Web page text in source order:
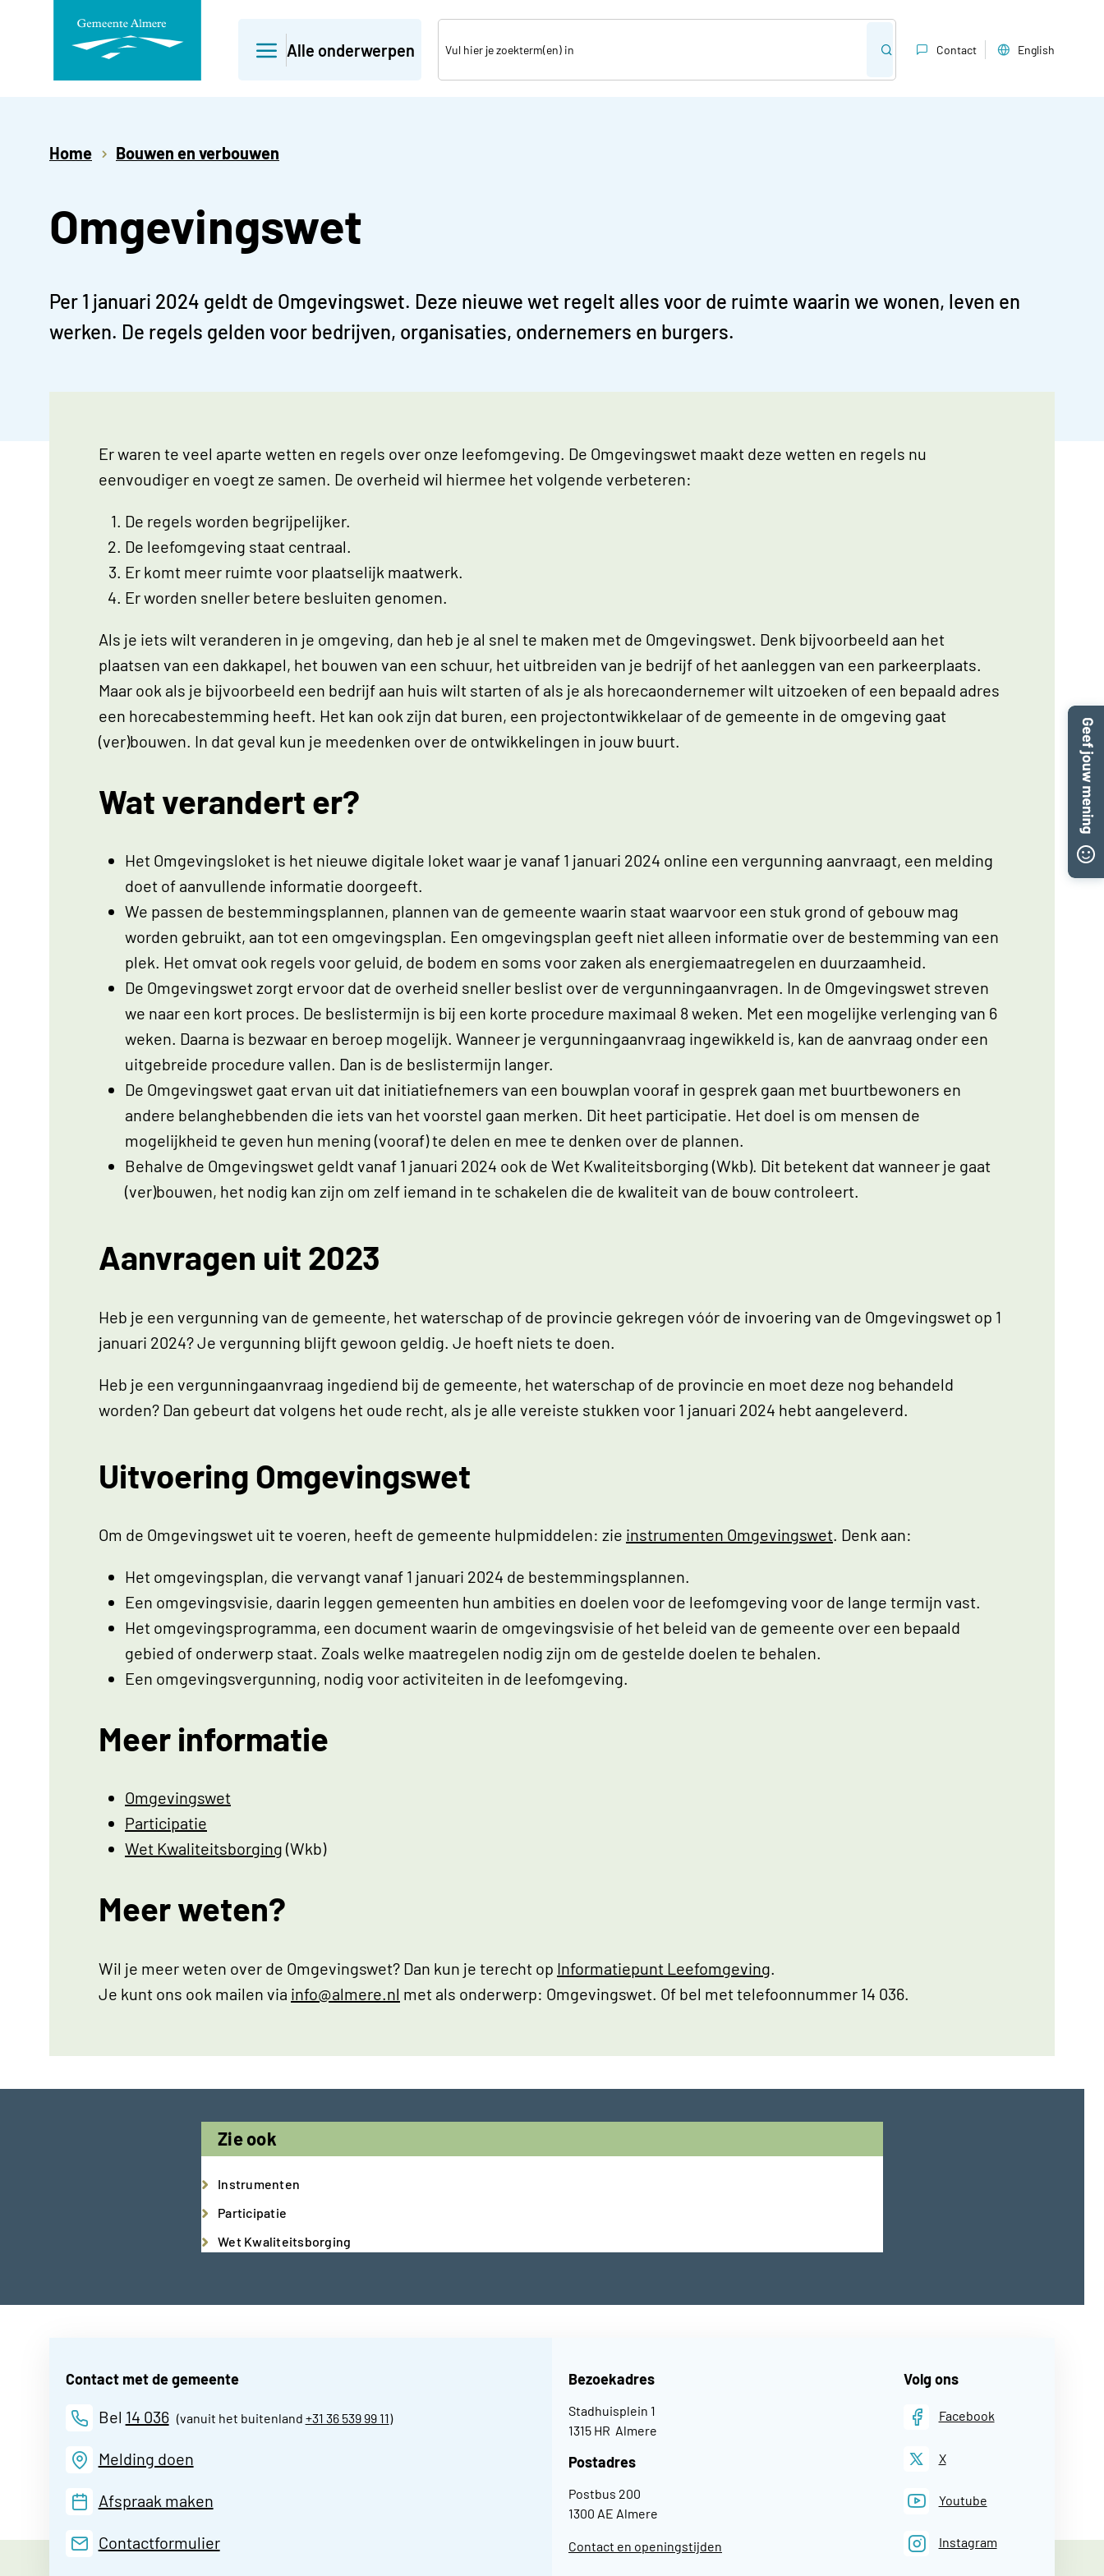
Alle onderwerpen Contact English
Home Bouwen en verbouwen
Omgevingswet
Per 1 januari 2024 geldt de Omgevingswet. Deze nieuwe wet regelt alles voor de ruimte waarin we wonen, leven en
werken. De regels gelden voor bedrijven, organisaties, ondernemers en burgers.
Er waren te veel aparte wetten en regels over onze leefomgeving. De Omgevingswet maakt deze wetten en regels nu
eenvoudiger en voegt ze samen. De overheid wil hiermee het volgende verbeteren:
De regels worden begrijpelijker.
De leefomgeving staat centraal.
Er komt meer ruimte voor plaatselijk maatwerk.
Er worden sneller betere besluiten genomen.
Als je iets wilt veranderen in je omgeving, dan heb je al snel te maken met de Omgevingswet. Denk bijvoorbeeld aan het
plaatsen van een dakkapel, het bouwen van een schuur, het uitbreiden van je bedrijf of het aanleggen van een parkeerplaats.
Maar ook als je bijvoorbeeld een bedrijf aan huis wilt starten of als je als horecaondernemer wilt uitzoeken of een bepaald adres
een horecabestemming heeft. Het kan ook zijn dat buren, een projectontwikkelaar of de gemeente in de omgeving gaat
(ver)bouwen. In dat geval kun je meedenken over de ontwikkelingen in jouw buurt.
Wat verandert er?
Het Omgevingsloket is het nieuwe digitale loket waar je vanaf 1 januari 2024 online een vergunning aanvraagt, een melding
doet of aanvullende informatie doorgeeft.
We passen de bestemmingsplannen, plannen van de gemeente waarin staat waarvoor een stuk grond of gebouw mag
worden gebruikt, aan tot een omgevingsplan. Een omgevingsplan geeft niet alleen informatie over de bestemming van een
plek. Het omvat ook regels voor geluid, de bodem en soms voor zaken als energiemaatregelen en duurzaamheid.
De Omgevingswet zorgt ervoor dat de overheid sneller beslist over de vergunningaanvragen. In de Omgevingswet streven
we naar een kort proces. De beslistermijn is bij een korte procedure maximaal 8 weken. Met een mogelijke verlenging van 6
weken. Daarna is bezwaar en beroep mogelijk. Wanneer je vergunningaanvraag ingewikkeld is, kan de aanvraag onder een
uitgebreide procedure vallen. Dan is de beslistermijn langer.
De Omgevingswet gaat ervan uit dat initiatiefnemers van een bouwplan vooraf in gesprek gaan met buurtbewoners en
andere belanghebbenden die iets van het voorstel gaan merken. Dit heet participatie. Het doel is om mensen de
mogelijkheid te geven hun mening (vooraf) te delen en mee te denken over de plannen.
Behalve de Omgevingswet geldt vanaf 1 januari 2024 ook de Wet Kwaliteitsborging (Wkb). Dit betekent dat wanneer je gaat
(ver)bouwen, het nodig kan zijn om zelf iemand in te schakelen die de kwaliteit van de bouw controleert.
Aanvragen uit 2023
Heb je een vergunning van de gemeente, het waterschap of de provincie gekregen vóór de invoering van de Omgevingswet op 1
januari 2024? Je vergunning blijft gewoon geldig. Je hoeft niets te doen.
Heb je een vergunningaanvraag ingediend bij de gemeente, het waterschap of de provincie en moet deze nog behandeld
worden? Dan gebeurt dat volgens het oude recht, als je alle vereiste stukken voor 1 januari 2024 hebt aangeleverd.
Uitvoering Omgevingswet
Om de Omgevingswet uit te voeren, heeft de gemeente hulpmiddelen: zie instrumenten Omgevingswet. Denk aan:
Het omgevingsplan, die vervangt vanaf 1 januari 2024 de bestemmingsplannen.
Een omgevingsvisie, daarin leggen gemeenten hun ambities en doelen voor de leefomgeving voor de lange termijn vast.
Het omgevingsprogramma, een document waarin de omgevingsvisie of het beleid van de gemeente over een bepaald
gebied of onderwerp staat. Zoals welke maatregelen nodig zijn om de gestelde doelen te behalen.
Een omgevingsvergunning, nodig voor activiteiten in de leefomgeving.
Meer informatie
Omgevingswet
Participatie
Wet Kwaliteitsborging (Wkb)
Meer weten?
Wil je meer weten over de Omgevingswet? Dan kun je terecht op Informatiepunt Leefomgeving
Je kunt ons ook mailen via info@almere.nl met als onderwerp: Omgevingswet. Of bel met telefoonnummer 14 036.
Zie ook
Instrumenten
Participatie
Wet Kwaliteitsborging
Contact met de gemeente
Bel 14 036(vanuit het buitenland +31 36 539 99 11)
Melding doen
Afspraak maken
Contactformulier
Bezoekadres
Stadhuisplein 1
1315 HR Almere
Postadres
Postbus 200
1300 AE Almere
Contact en openingstijden
Volg ons
Facebook
X
Youtube
Instagram